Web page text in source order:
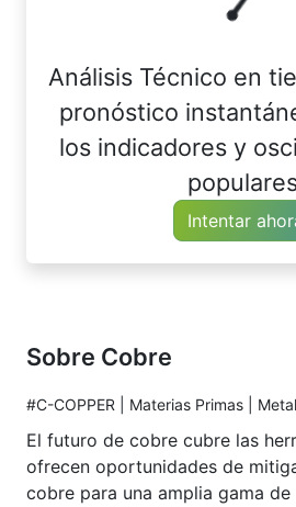
Análisis Técnico en
pronóstico
los indicadores y
Intentar
Sobre Cobre
#C-COPPER | Materias Primas |
El futuro de cobre cubre las
ofrecen oportunidades de
cobre para una amplia gama